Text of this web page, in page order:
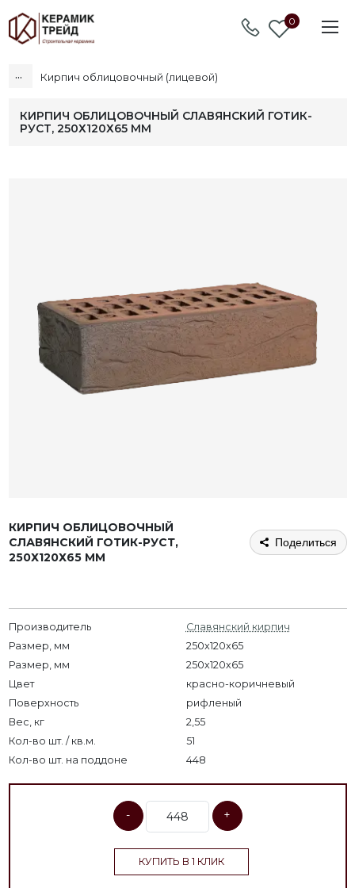
0
... Кирпич облицовочный (лицевой)
КИРПИЧ ОБЛИЦОВОЧНЫЙ СЛАВЯНСКИЙ ГОТИК-
РУСТ, 250Х120Х65 ММ
КИРПИЧ ОБЛИЦОВОЧНЫЙ
СЛАВЯНСКИЙ ГОТИК-РУСТ,
250Х120Х65 ММ
Поделиться
Производитель
Славянский кирпич
Размер, мм
250x120x65
Размер, мм
250х120х65
Цвет
красно-коричневый
Поверхность
рифленый
Вес, кг
2,55
Кол-во шт. / кв.м.
51
Кол-во шт. на поддоне
448
- +
КУПИТЬ В 1 КЛИК